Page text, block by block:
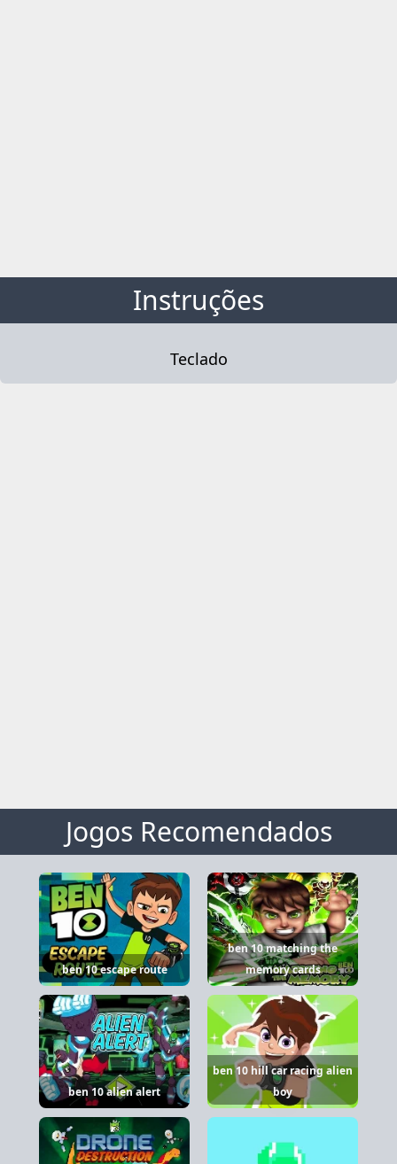
Instruções
Teclado
Jogos Recomendados
ben 10 escape route
ben 10 matching the
memory cards
ben 10 alien alert
ben 10 hill car racing alien
boy